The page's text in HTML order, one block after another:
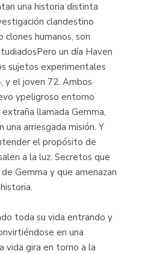
una historia distinta.
clandestino
clones humanos, son
un día Haven
sujetos experimentales
y el joven 72. Ambos
ypeligroso entorno
extraña llamada Gemma,
una arriesgada misión. Y
el propósito de
a la luz. Secretos que
Gemma y que amenazan
toda su vida entrando y
en una
vida gira en torno a la